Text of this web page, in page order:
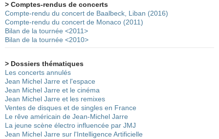
> Comptes-rendus de concerts
Compte-rendu du concert de Baalbeck, Liban (2016)
Compte-rendu du concert de Monaco (2011)
Bilan de la tournée <2011>
Bilan de la tournée <2010>
> Dossiers thématiques
Les concerts annulés
Jean Michel Jarre et l'espace
Jean Michel Jarre et le cinéma
Jean Michel Jarre et les remixes
Ventes de disques et de singles en France
Le rêve américain de Jean-Michel Jarre
La jeune scène électro influencée par JMJ
Jean Michel Jarre sur l'Intelligence Artificielle